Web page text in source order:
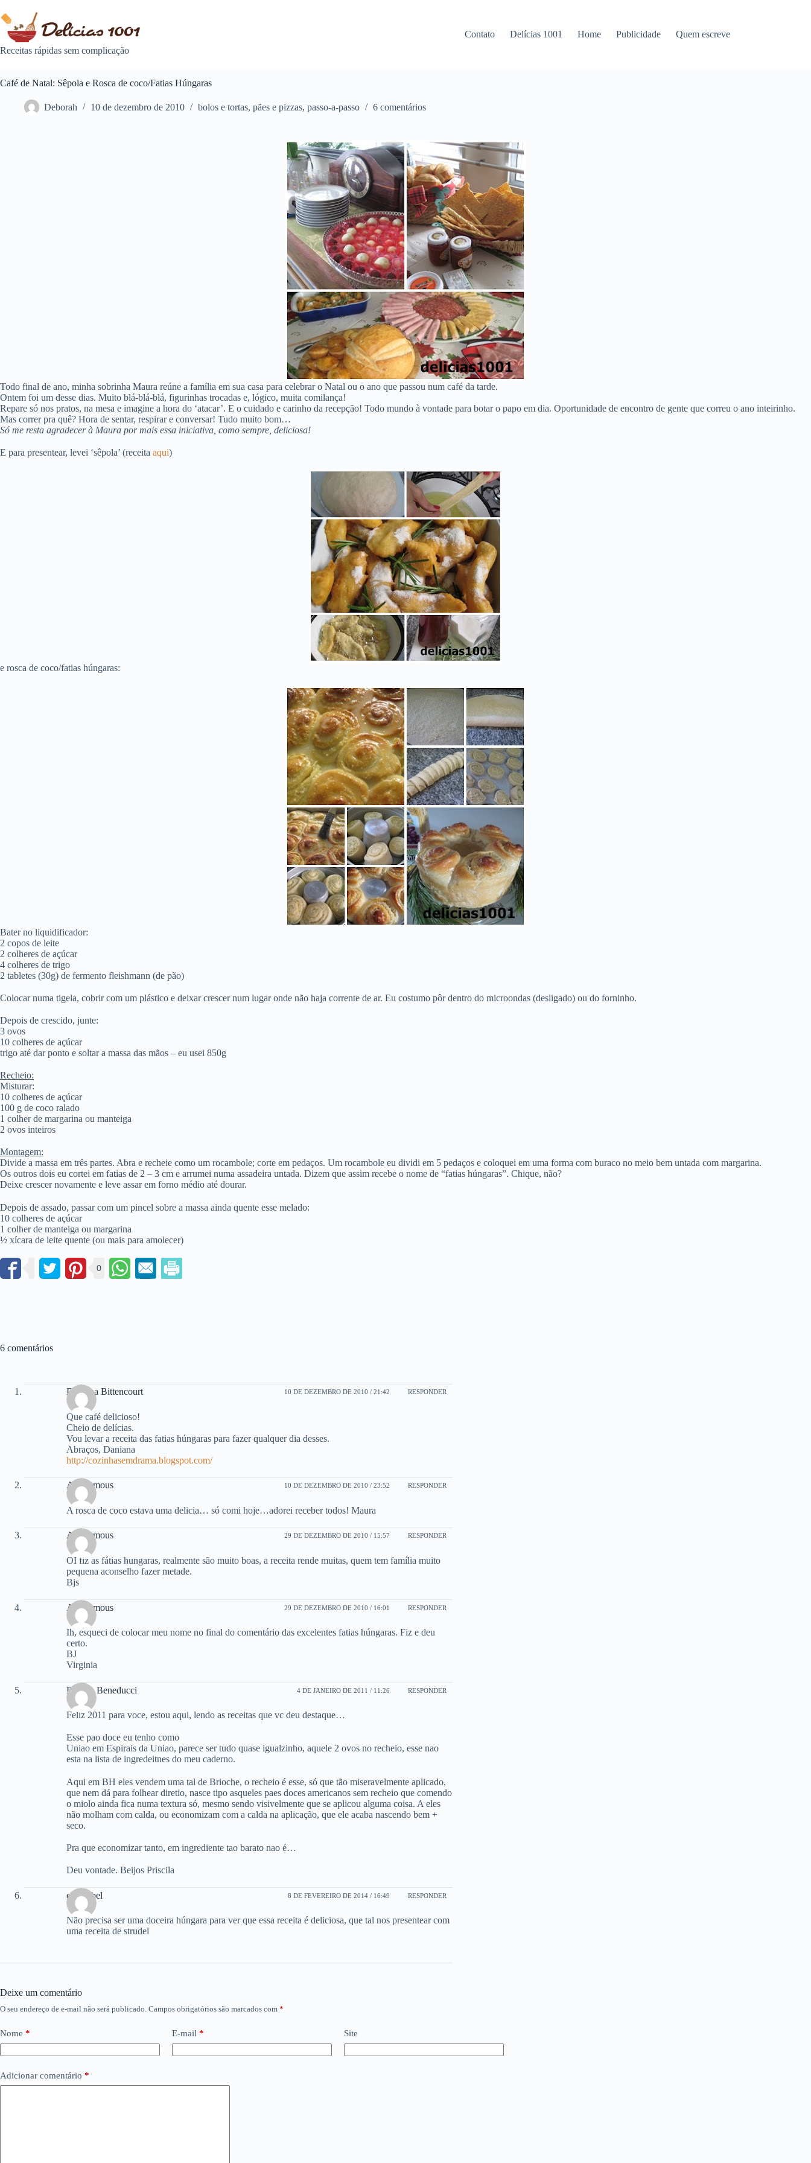
para
conteúdo
Receitas rápidas sem complicação
Contato Delícias 1001 Home Publicidade Quem escreve
Café de Natal: Sêpola e Rosca de coco/Fatias Húngaras
Deborah 10 de dezembro de 2010 bolos e tortas, pães e pizzas, passo-a-passo 6 comentários
Todo final de ano, minha sobrinha Maura reúne a família em sua casa para celebrar o Natal ou o ano que passou num café da tarde.
Ontem foi um desse dias. Muito blá-blá-blá, figurinhas trocadas e, lógico, muita comilança!
Repare só nos pratos, na mesa e imagine a hora do ‘atacar’. E o cuidado e carinho da recepção! Todo mundo à vontade para botar o papo em dia. Oportunidade de encontro de gente que correu o ano inteirinho.
Mas correr pra quê? Hora de sentar, respirar e conversar! Tudo muito bom…
Só me resta agradecer à Maura por mais essa iniciativa, como sempre, deliciosa!
E para presentear, levei ‘sêpola’ (receita aqui)
e rosca de coco/fatias húngaras:
Bater no liquidificador:
2 copos de leite
2 colheres de açúcar
4 colheres de trigo
2 tabletes (30g) de fermento fleishmann (de pão)
Colocar numa tigela, cobrir com um plástico e deixar crescer num lugar onde não haja corrente de ar. Eu costumo pôr dentro do microondas (desligado) ou do forninho.
Depois de crescido, junte:
3 ovos
10 colheres de açúcar
trigo até dar ponto e soltar a massa das mãos – eu usei 850g
Recheio:
Misturar:
10 colheres de açúcar
100 g de coco ralado
1 colher de margarina ou manteiga
2 ovos inteiros
Montagem:
Divide a massa em três partes. Abra e recheie como um rocambole; corte em pedaços. Um rocambole eu dividi em 5 pedaços e coloquei em uma forma com buraco no meio bem untada com margarina.
Os outros dois eu cortei em fatias de 2 – 3 cm e arrumei numa assadeira untada. Dizem que assim recebe o nome de “fatias húngaras”. Chique, não?
Deixe crescer novamente e leve assar em forno médio até dourar.
Depois de assado, passar com um pincel sobre a massa ainda quente esse melado:
10 colheres de açúcar
1 colher de manteiga ou margarina
½ xícara de leite quente (ou mais para amolecer)
0
6 comentários
Daniana Bittencourt 10 DE DEZEMBRO DE 2010 / 21:42 RESPONDER
Que café delicioso!
Cheio de delícias.
Vou levar a receita das fatias húngaras para fazer qualquer dia desses.
Abraços, Daniana
http://cozinhasemdrama.blogspot.com/
Anonymous 10 DE DEZEMBRO DE 2010 / 23:52 RESPONDER
A rosca de coco estava uma delicia… só comi hoje…adorei receber todos! Maura
Anonymous 29 DE DEZEMBRO DE 2010 / 15:57 RESPONDER
OI fiz as fátias hungaras, realmente são muito boas, a receita rende muitas, quem tem família muito
pequena aconselho fazer metade.
Bjs
Anonymous 29 DE DEZEMBRO DE 2010 / 16:01 RESPONDER
Ih, esqueci de colocar meu nome no final do comentário das excelentes fatias húngaras. Fiz e deu
certo.
BJ
Virginia
Priscila Beneducci 4 DE JANEIRO DE 2011 / 11:26 RESPONDER
Feliz 2011 para voce, estou aqui, lendo as receitas que vc deu destaque…
Esse pao doce eu tenho como
Uniao em Espirais da Uniao, parece ser tudo quase igualzinho, aquele 2 ovos no recheio, esse nao
esta na lista de ingredeitnes do meu caderno.
Aqui em BH eles vendem uma tal de Brioche, o recheio é esse, só que tão miseravelmente aplicado,
que nem dá para folhear diretio, nasce tipo asqueles paes doces americanos sem recheio que comendo
o miolo ainda fica numa textura só, mesmo sendo visivelmente que se aplicou alguma coisa. A eles
não molham com calda, ou economizam com a calda na aplicação, que ele acaba nascendo bem +
seco.
Pra que economizar tanto, em ingrediente tao barato nao é…
Deu vontade. Beijos Priscila
christabel 8 DE FEVEREIRO DE 2014 / 16:49 RESPONDER
Não precisa ser uma doceira húngara para ver que essa receita é deliciosa, que tal nos presentear com
uma receita de strudel
Deixe um comentário
O seu endereço de e-mail não será publicado. Campos obrigatórios são marcados com *
Nome * E-mail * Site
Adicionar comentário *